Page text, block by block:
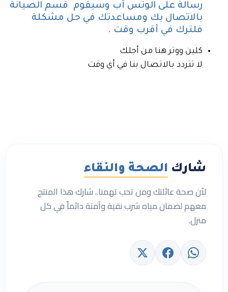
رسالة على الوتس أب وسيقوم قسم الصيانة
بالاتصال بك ومساعدتك في حل مشكلة
فلترك في أقرب وقت .
كلين ووتر هنا من أجلك
لا تتردد بالاتصال بنا في أي وقت
شارك الصحة والنقاء
لأن صحة عائلتك ومن تحب تهمنا.. شارك هذا المنتج
معهم لضمان مياه شرب نقية وآمنة دائماً في كل
منزل.